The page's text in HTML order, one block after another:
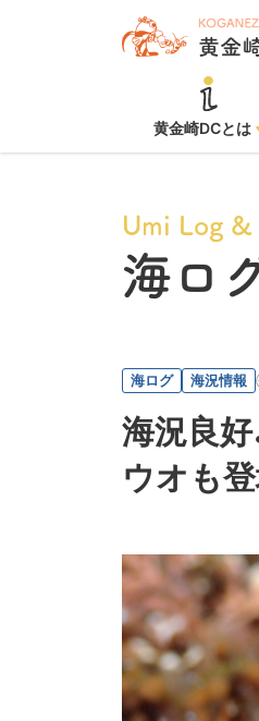
黄金崎DCとは
Umi Log
海ロ
海ログ 海況情報
海況良
ウオも